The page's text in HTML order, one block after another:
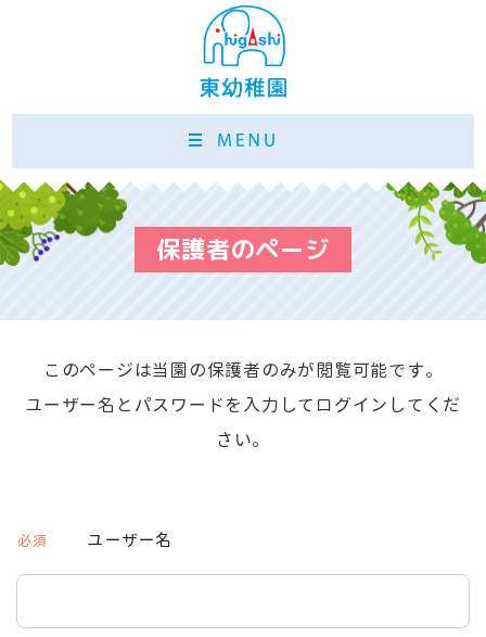
保護者のページ
このページは当園の保護者のみが閲覧可能です。
ユーザー名とパスワードを入力してログインしてくだ
さい。
ユーザー名
必須